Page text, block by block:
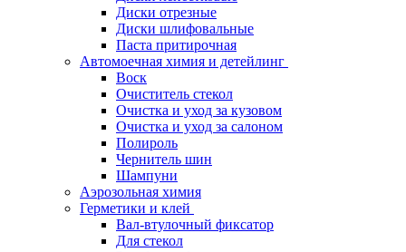
Диски отрезные
Диски шлифовальные
Паста притирочная
Автомоечная химия и детейлинг
Воск
Очиститель стекол
Очистка и уход за кузовом
Очистка и уход за салоном
Полироль
Чернитель шин
Шампуни
Аэрозольная химия
Герметики и клей
Вал-втулочный фиксатор
Для стекол